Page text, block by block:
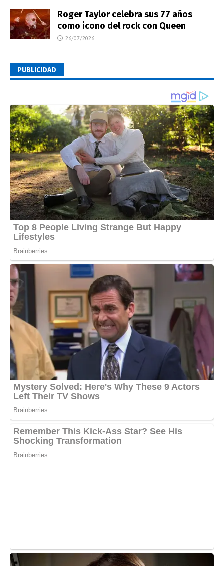
Roger Taylor celebra sus 77 años
como icono del rock con Queen
26/07/2026
PUBLICIDAD